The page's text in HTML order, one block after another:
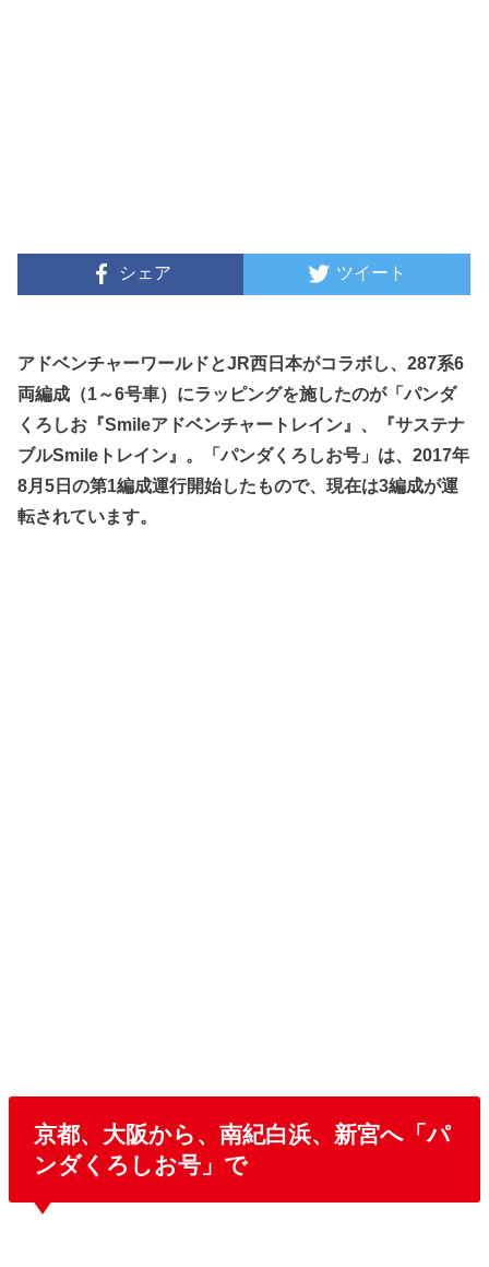
シェア ツイート
アドベンチャーワールドとJR西日本がコラボし、287系6
両編成（1～6号車）にラッピングを施したのが「パンダ
くろしお『Smileアドベンチャートレイン』、『サステナ
ブルSmileトレイン』。「パンダくろしお号」は、2017年
8月5日の第1編成運行開始したもので、現在は3編成が運
転されています。
京都、大阪から、南紀白浜、新宮へ「パ
ンダくろしお号」で